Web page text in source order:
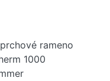
rameno
1000